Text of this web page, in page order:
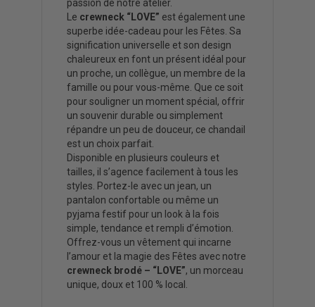
passion de notre atelier.
Le crewneck “LOVE” est également une
superbe idée-cadeau pour les Fêtes. Sa
signification universelle et son design
chaleureux en font un présent idéal pour
un proche, un collègue, un membre de la
famille ou pour vous-même. Que ce soit
pour souligner un moment spécial, offrir
un souvenir durable ou simplement
répandre un peu de douceur, ce chandail
est un choix parfait.
Disponible en plusieurs couleurs et
tailles, il s’agence facilement à tous les
styles. Portez-le avec un jean, un
pantalon confortable ou même un
pyjama festif pour un look à la fois
simple, tendance et rempli d’émotion.
Offrez-vous un vêtement qui incarne
l’amour et la magie des Fêtes avec notre
crewneck brodé – “LOVE”, un morceau
unique, doux et 100 % local.